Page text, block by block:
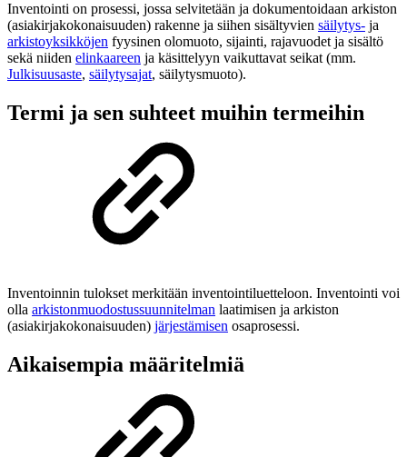
Inventointi on prosessi, jossa selvitetään ja dokumentoidaan arkiston
(asiakirjakokonaisuuden) rakenne ja siihen sisältyvien säilytys- ja
arkistoyksikköjen fyysinen olomuoto, sijainti, rajavuodet ja sisältö
sekä niiden elinkaareen ja käsittelyyn vaikuttavat seikat (mm.
Julkisuusaste, säilytysajat, säilytysmuoto).
Termi ja sen suhteet muihin termeihin
Inventoinnin tulokset merkitään inventointiluetteloon. Inventointi voi
olla arkistonmuodostussuunnitelman laatimisen ja arkiston
(asiakirjakokonaisuuden) järjestämisen osaprosessi.
Aikaisempia määritelmiä